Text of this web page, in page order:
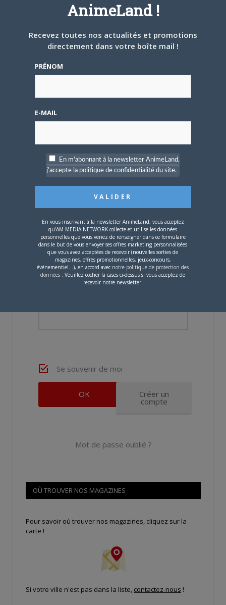
Affichage de 1 message (sur 1 au total)
Members Currently Active: 0
dekamaster2
Additional Forum Statistics
Threads: 10,Posts:170,Members:49
Welcome to our newest member,Blanchet
Nom d'utilisateur ou adresse e-mail
Se souvenir de moi
Créer un
compte
Mot de passe oublié ?
OÙ TROUVER NOS MAGAZINES
Pour savoir où trouver nos magazines, cliquez sur la
carte !
Si votre ville n'est pas dans la liste, contactez-nous !
AnimeLand !
Recevez toutes nos actualités et promotions
directement dans votre boîte mail !
PRÉNOM
E-MAIL
En m'abonnant à la newsletter AnimeLand,
j'accepte la politique de confidentialité du site.
En vous inscrivant à la newsletter AnimeLand, vous acceptez
qu'AM MEDIA NETWORK collecte et utilise les données
personnelles que vous venez de renseigner dans ce formulaire
dans le but de vous envoyer ses offres marketing personnalisées
que vous avez acceptées de recevoir (nouvelles sorties de
magazines, offres promotionnelles, jeux-concours,
événementiel...), en accord avec notre politique de protection des
données . Veuillez cocher la cases ci-dessus si vous acceptez de
recevoir notre newsletter.